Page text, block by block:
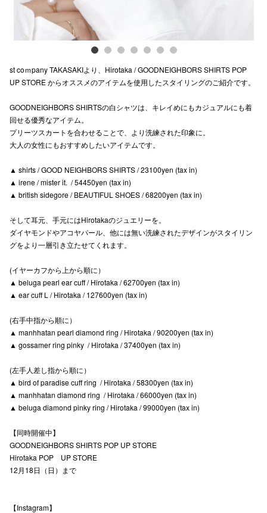
st coｍpany TAKASAKIより、Hirotaka / GOODNEIGHBORS SHIRTS POP
UP STORE からオススメのアイテムを使用したスタイリングのご紹介です。
GOODNEIGHBORS SHIRTSの白シャツは、キレイめにもカジュアルにも着
回せる優秀なアイテム。
プリーツスカートを合わせることで、より洗練された印象に。
大人の女性にもおすすめしたいアイテムです。
▲ shirts / GOOD NEIGHBORS SHIRTS / 23100yen (tax in)
▲ irene / mister it. / 54450yen (tax in)
▲ british sidegore / BEAUTIFUL SHOES / 68200yen (tax in)
そして耳元、手元にはHirotakaのジュエリーを。
ダイヤモンドやアコヤパール、他には無い洗練されたデザインがスタイリン
グをより一層引き立たせてくれます。
(イヤーカフから上から順に）
▲ beluga pearl ear cuff / Hirotaka / 62700yen (tax in)
▲ ear cuff L / Hirotaka / 127600yen (tax in)
(右手中指から順に）
▲ manhhatan pearl diamond ring / Hirotaka / 90200yen (tax in)
▲ gossamer ring pinky / Hirotaka / 37400yen (tax in)
(左手人差し指から順に）
▲ bird of paradise cuff ring / Hirotaka / 58300yen (tax in)
▲ manhhatan diamond ring / Hirotaka / 66000yen (tax in)
▲ beluga diamond pinky ring / Hirotaka / 99000yen (tax in)
【同時開催中】
GOODNEIGHBORS SHIRTS POP UP STORE
Hirotaka POP UP STORE
12月18日（日）まで
【Instagram】
企業情報
プライバシ
利用規約
新百合